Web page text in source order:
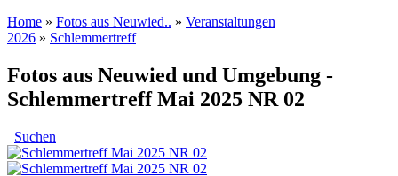
Home » Fotos aus Neuwied.. » Veranstaltungen
2026 » Schlemmertreff
Fotos aus Neuwied und Umgebung -
Schlemmertreff Mai 2025 NR 02
Suchen